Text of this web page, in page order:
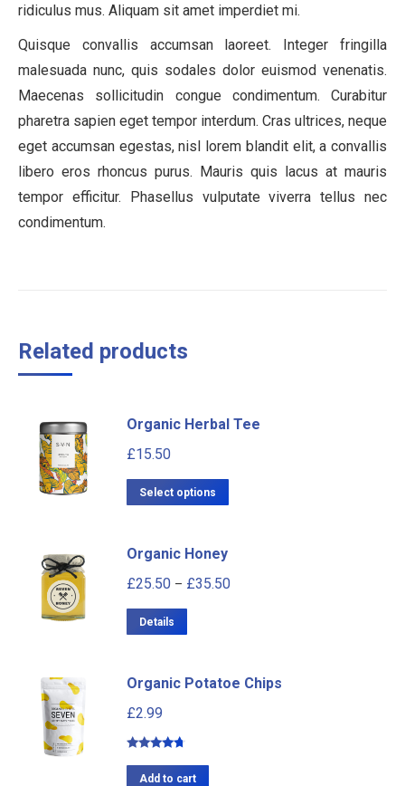
ridiculus mus. Aliquam sit amet imperdiet mi.
Quisque convallis accumsan laoreet. Integer fringilla
malesuada nunc, quis sodales dolor euismod venenatis.
Maecenas sollicitudin congue condimentum. Curabitur
pharetra sapien eget tempor interdum. Cras ultrices, neque
eget accumsan egestas, nisl lorem blandit elit, a convallis
libero eros rhoncus purus. Mauris quis lacus at mauris
tempor efficitur. Phasellus vulputate viverra tellus nec
condimentum.
Related products
Organic Herbal Tee
£15.50
Select options
Organic Honey
£25.50 – £35.50
Details
Organic Potatoe Chips
£2.99
out of 5
Add to cart